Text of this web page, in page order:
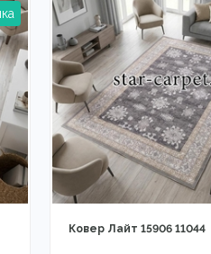
Ковер Лайт 15906 11044